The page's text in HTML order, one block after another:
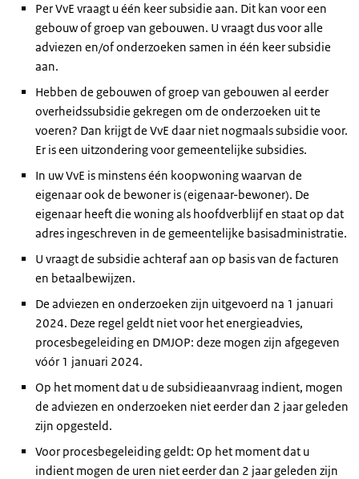
Per VvE vraagt u één keer subsidie aan. Dit kan voor een
gebouw of groep van gebouwen. U vraagt dus voor alle
adviezen en/of onderzoeken samen in één keer subsidie
aan.
Hebben de gebouwen of groep van gebouwen al eerder
overheidssubsidie gekregen om de onderzoeken uit te
voeren? Dan krijgt de VvE daar niet nogmaals subsidie voor.
Er is een uitzondering voor gemeentelijke subsidies.
In uw VvE is minstens één koopwoning waarvan de
eigenaar ook de bewoner is (eigenaar-bewoner). De
eigenaar heeft die woning als hoofdverblijf en staat op dat
adres ingeschreven in de gemeentelijke basisadministratie.
U vraagt de subsidie achteraf aan op basis van de facturen
en betaalbewijzen.
De adviezen en onderzoeken zijn uitgevoerd na 1 januari
2024. Deze regel geldt niet voor het energieadvies,
procesbegeleiding en DMJOP: deze mogen zijn afgegeven
vóór 1 januari 2024.
Op het moment dat u de subsidieaanvraag indient, mogen
de adviezen en onderzoeken niet eerder dan 2 jaar geleden
zijn opgesteld.
Voor procesbegeleiding geldt: Op het moment dat u
indient mogen de uren niet eerder dan 2 jaar geleden zijn